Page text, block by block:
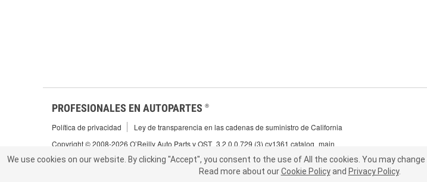
We use cookies on our website. By clicking "Accept", you consent to the use of All the cookies.You may
about ourCookie PolicyandPrivacy Policy
PROFESIONALES EN AUTOPARTES ®
Política de privacidad
Ley de transparencia en las cadenas de suministro de California
Copyright © 2008-2026 O’Reilly Auto Parts v OST_3.2.0.0.729 (3) cv1361 catalog_main
We use cookies on our website. By clicking "Accept", you consent to the use of All the cookies. You may
Read more about our Cookie Policy and Privacy Policy.